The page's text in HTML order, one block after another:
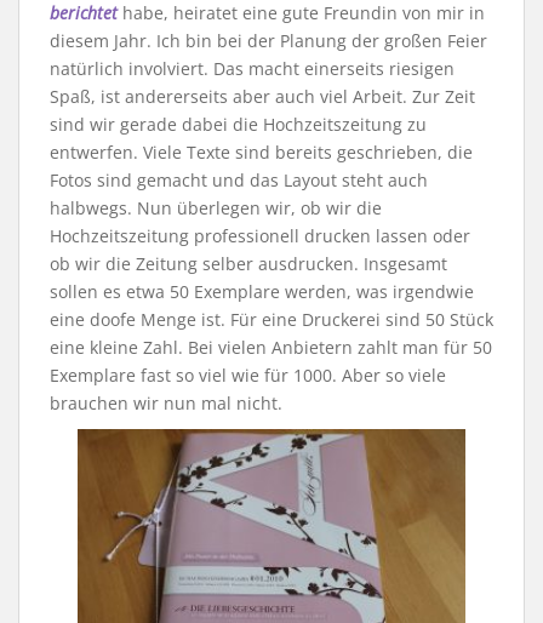
berichtethabe, heiratet eine gute Freundin von mir in
diesem Jahr. Ich bin bei der Planung der großen Feier
natürlich involviert. Das macht einerseits riesigen
Spaß, ist andererseits aber auch viel Arbeit. Zur Zeit
sind wir gerade dabei die Hochzeitszeitung zu
entwerfen. Viele Texte sind bereits geschrieben, die
Fotos sind gemacht und das Layout steht auch
halbwegs. Nun überlegen wir, ob wir die
Hochzeitszeitung professionell drucken lassen oder
ob wir die Zeitung selber ausdrucken. Insgesamt
sollen es etwa 50 Exemplare werden, was irgendwie
eine doofe Menge ist. Für eine Druckerei sind 50 Stück
eine kleine Zahl. Bei vielen Anbietern zahlt man für 50
Exemplare fast so viel wie für 1000. Aber so viele
brauchen wir nun mal nicht.